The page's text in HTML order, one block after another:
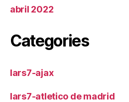
abril 2022
Categories
lars7-ajax
lars7-atletico de madrid